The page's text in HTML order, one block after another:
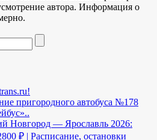
автора. Информация о
пригородного автобуса №178
Новгород — Ярославль 2026:
₽ | Расписание, остановки